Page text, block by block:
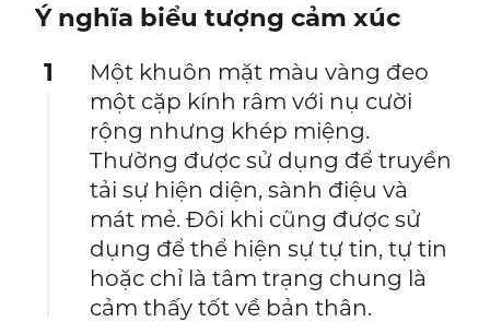
Ý nghĩa biểu tượng cảm xúc
1
Một khuôn mặt màu vàng đeo
một cặp kính râm với nụ cười
rộng nhưng khép miệng.
Thường được sử dụng để truyền
tải sự hiện diện, sành điệu và
mát mẻ. Đôi khi cũng được sử
dụng để thể hiện sự tự tin, tự tin
hoặc chỉ là tâm trạng chung là
cảm thấy tốt về bản thân.